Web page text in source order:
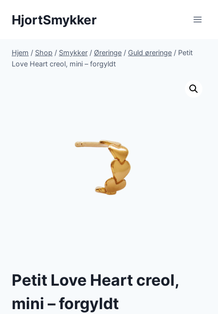
HjortSmykker
Hjem / Shop / Smykker / Øreringe / Guld øreringe / Petit
Love Heart creol, mini – forgyldt
Petit Love Heart creol,
mini – forgyldt